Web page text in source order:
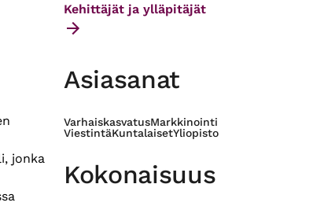
jonka
Kehittäjät ja ylläpitäjät
Asiasanat
VarhaiskasvatusMarkkinointi
ViestintäKuntalaisetYliopisto
Kokonaisuus